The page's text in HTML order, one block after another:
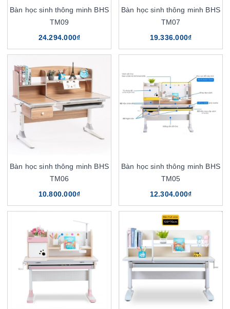
Bàn học sinh thông minh BHS
TM09
24.294.000₫
Bàn học sinh thông minh BHS
TM07
19.336.000₫
Bàn học sinh thông minh BHS
TM06
10.800.000₫
Bàn học sinh thông minh BHS
TM05
12.304.000₫